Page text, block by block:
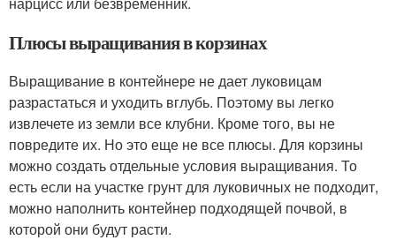
Плюсы выращивания в корзинах
Выращивание в контейнере не дает луковицам
разрастаться и уходить вглубь. Поэтому вы легко
извлечете из земли все клубни. Кроме того, вы не
повредите их. Но это еще не все плюсы. Для корзины
можно создать отдельные условия выращивания. То
есть если на участке грунт для луковичных не подходит,
можно наполнить контейнер подходящей почвой, в
которой они будут расти.